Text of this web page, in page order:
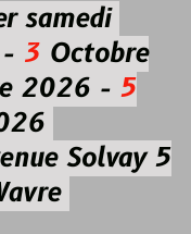
samedi
3Octobre
2026 - 5
Solvay 5